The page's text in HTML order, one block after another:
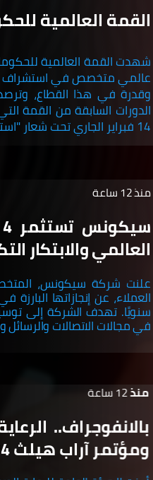
القمة العالمية
شهدت القمة العالمية
عالمي متخصص في استشراف
وقدرة في هذا القطاع، وترصد
14 فبراير الجاري تحت شعار "استشراف حكومات المستقبل".
منذ 12 ساعة
العالمي والابتكار
علنت شركة سيكونس،
سنويًا. تهدف الشركة إلى
في مجالات الاتصالات والرسائل
منذ12 ساعة
بالانفوجراف..
ومؤتمر آراب هيلث 2024